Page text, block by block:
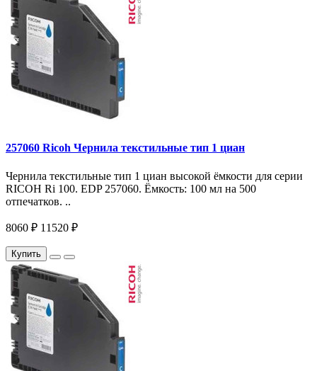
257060 Ricoh Чернила текстильные тип 1 циан
Чернила текстильные тип 1 циан высокой ёмкости для серии
RICOH Ri 100. EDP 257060. Ёмкость: 100 мл на 500
отпечатков. ..
8060 ₽ 11520 ₽
Купить